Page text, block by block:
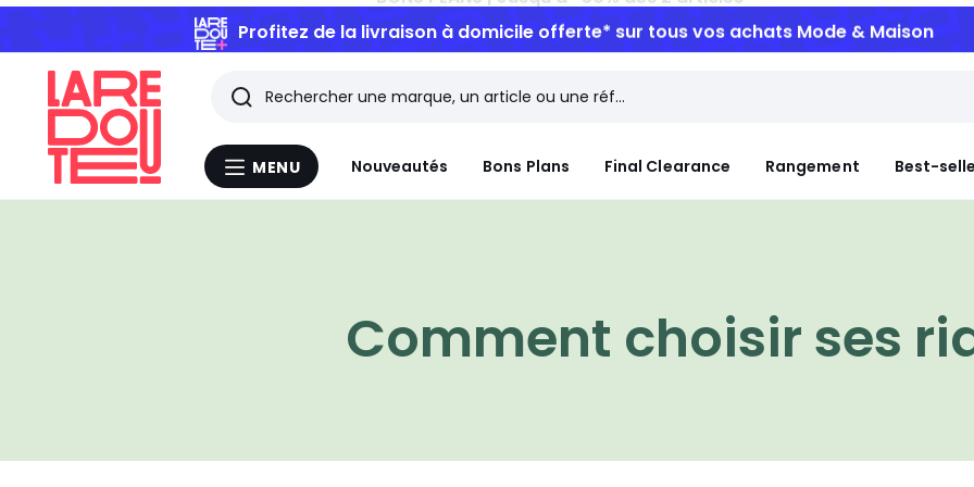
Profitez de la livraison à domicile offerte* sur tous vos achats Mode & Maison
Menu
MENU Nouveautés Bons Plans Final Clearance Rangement Best-
Rechercher
Les
derniers
Comment choisir ses